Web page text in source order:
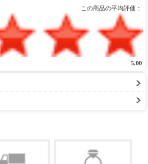
この商品の平均評価：
5.00